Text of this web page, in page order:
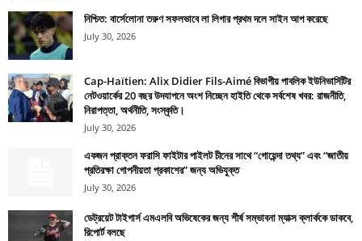
নিশ্চিত: বার্সেলোনা তরুণ সফলভাবে লা লিগার প্রথম দলে সাইন আপ করেছে
July 30, 2026
Cap-Haïtien: Alix Didier Fils-Aimé বিভাগীয় পাবলিক ইউনিভার্সিটির
নেটওয়ার্কের 20 বছর উদযাপনে অংশ নিচ্ছেন হাইতি থেকে সর্বশেষ খবর: রাজনীতি,
নিরাপত্তা, অর্থনীতি, সংস্কৃতি।
July 30, 2026
একজন প্রাক্তন ফরাসি ফাইটার পাইলট চীনের সাথে “গোয়েন্দা তথ্য” এবং “জাতীয়
প্রতিরক্ষা গোপনীয়তা প্রকাশের” জন্য অভিযুক্ত
July 30, 2026
ডেট্রয়েট টাইগার্স এমএলবি অভিষেকের জন্য শীর্ষ সম্ভাবনা ম্যাক্স ক্লার্ককে ডাকবে,
রিপোর্ট বলছে